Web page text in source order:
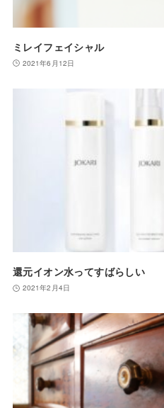
ミレイフェイシャル
2021年6月12日
還元イオン水ってすばらしい
2021年2月4日